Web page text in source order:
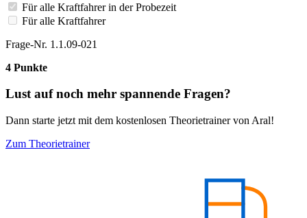
Für alle Kraftfahrer in der Probezeit
Für alle Kraftfahrer
Frage-Nr. 1.1.09-021
4 Punkte
Lust auf noch mehr spannende Fragen?
Dann starte jetzt mit dem kostenlosen Theorietrainer von Aral!
Zum Theorietrainer